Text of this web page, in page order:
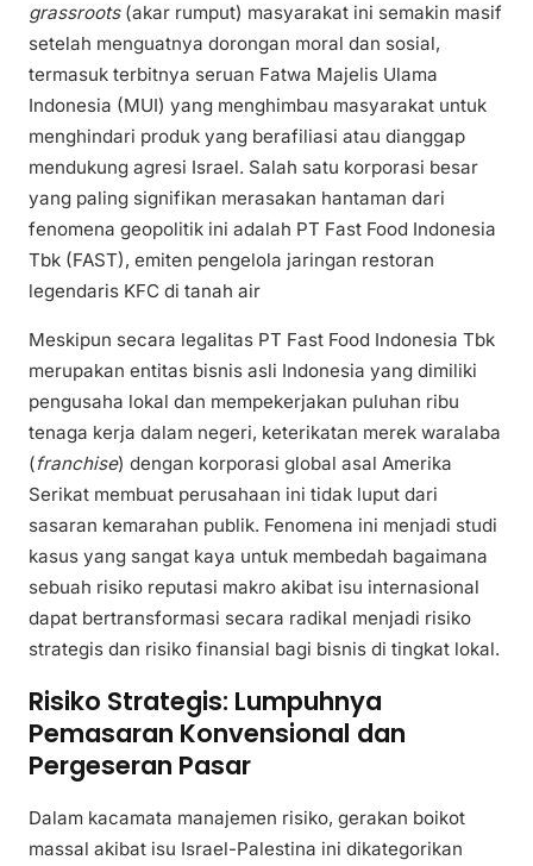
grassroots(akar rumput) masyarakat ini semakin masif
setelah menguatnya dorongan moral dan sosial,
termasuk terbitnya seruan Fatwa Majelis Ulama
Indonesia (MUI) yang menghimbau masyarakat untuk
menghindari produk yang berafiliasi atau dianggap
mendukung agresi Israel. Salah satu korporasi besar
yang paling signifikan merasakan hantaman dari
fenomena geopolitik ini adalah PT Fast Food Indonesia
Tbk (FAST), emiten pengelola jaringan restoran
legendaris KFC di tanah air
Meskipun secara legalitas PT Fast Food Indonesia Tbk
merupakan entitas bisnis asli Indonesia yang dimiliki
pengusaha lokal dan mempekerjakan puluhan ribu
tenaga kerja dalam negeri, keterikatan merek waralaba
(franchise) dengan korporasi global asal Amerika
Serikat membuat perusahaan ini tidak luput dari
sasaran kemarahan publik. Fenomena ini menjadi studi
kasus yang sangat kaya untuk membedah bagaimana
sebuah risiko reputasi makro akibat isu internasional
dapat bertransformasi secara radikal menjadi risiko
strategis dan risiko finansial bagi bisnis di tingkat lokal.
Risiko Strategis: Lumpuhnya
Pemasaran Konvensional dan
Pergeseran Pasar
Dalam kacamata manajemen risiko, gerakan boikot
massal akibat isu Israel-Palestina ini dikategorikan